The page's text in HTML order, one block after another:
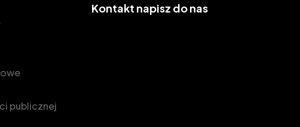
publicznej
Kontakt napisz do nas